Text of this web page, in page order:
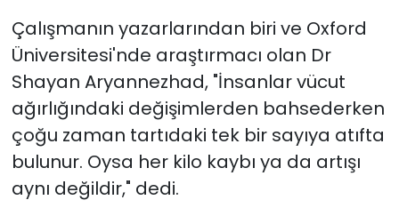
Çalışmanın yazarlarından biri ve Oxford
Üniversitesi'nde araştırmacı olan Dr
Shayan Aryannezhad, "İnsanlar vücut
ağırlığındaki değişimlerden bahsederken
çoğu zaman tartıdaki tek bir sayıya atıfta
bulunur. Oysa her kilo kaybı ya da artışı
aynı değildir," dedi.